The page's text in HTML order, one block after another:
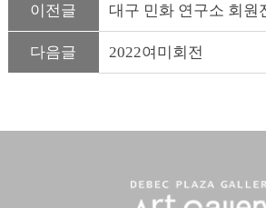
이전글
다음글 2022여미회전